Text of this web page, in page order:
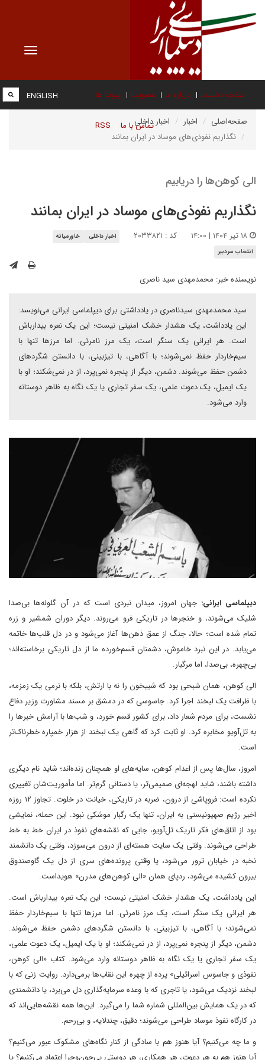
Toggle
صفحه نخست درباره ما عضویت پیوند ها
تماس با ما RSS
ENGLISH
صفحه‌اصلی اخبار
اخبار داخلی
نگذاریم نفوذی‌های موساد در ایران بمانند
الی کوهن‌ها را دریابیم
نگذاریم نفوذی‌های موساد در ایران بمانند
کد : ۲۰۳۳۸۲۱ اخبار داخلی
خاورمیانه
انتخاب سردبیر
نویسنده خبر: محمدمهدی سید ناصری
سید محمدمهدی سیدناصری در یادداشتی برای دیپلماسی ایرانی می‌نویسد:
این یادداشت، یک هشدار خشک امنیتی نیست؛ این یک نعره بیدارباش
است. هر ایرانی یک سنگر است، یک مرز نامرئی. اما مرزها تنها با
سیم‌خاردار حفظ نمی‌شوند؛ با آگاهی، با تیزبینی، با دانستن شگردهای
دشمن حفظ می‌شوند. دشمن، دیگر از پنجره نمی‌پرد، از در نمی‌شکند؛ او با
یک ایمیل، یک دعوت علمی، یک سفر تجاری یا یک نگاه به ظاهر دوستانه
وارد می‌شود.
دیپلماسی ایرانی: جهان امروز، میدان نبردی است که در آن گلوله‌ها بی‌صدا
شلیک می‌شوند، و خنجرها در تاریکی فرو می‌روند. دیگر دوران شمشیر و زره
تمام شده است؛ حالا، جنگ از عمق ذهن‌ها آغاز می‌شود و در دل قلب‌ها خاتمه
می‌یابد. در این نبرد خاموش، دشمنان قسم‌خورده ما از دل تاریکی برخاسته‌اند؛
بی‌چهره، بی‌صدا، اما مرگبار.
الی کوهن، همان شبحی بود که شبیخون را نه با ارتش، بلکه با نرمی یک زمزمه،
با ظرافت یک لبخند اجرا کرد. جاسوسی که در دمشق بر مسند مشاورت وزیر دفاع
نشست، برای مردم شعار داد، برای کشور قسم خورد، و شب‌ها با آرامش خبرها را
به تل‌آویو مخابره کرد. او ثابت کرد که گاهی یک لبخند از هزار خمپاره خطرناک‌تر
است.
امروز، سال‌ها پس از اعدام کوهن، سایه‌های او همچنان زنده‌اند؛ شاید نام دیگری
داشته باشند، شاید لهجه‌ای صمیمی‌تر، یا دستانی گرم‌تر. اما مأموریت‌شان تغییری
نکرده است: فروپاشی از درون، ضربه در تاریکی، خیانت در خلوت. تجاوز ۱۲ روزه
اخیر رژیم صهیونیستی به ایران، تنها یک رگبار موشکی نبود. این حمله، نمایشی
بود از اتاق‌های فکر تاریک تل‌آویو، جایی که نقشه‌های نفوذ در ایران خط به خط
طراحی می‌شوند. وقتی یک سایت هسته‌ای از درون می‌سوزد، وقتی یک دانشمند
نخبه در خیابان ترور می‌شود، یا وقتی پرونده‌های سری از دل یک گاوصندوق
بیرون کشیده می‌شود، ردپای همان «الی کوهن‌های مدرن» هویداست.
این یادداشت، یک هشدار خشک امنیتی نیست؛ این یک نعره بیدارباش است.
هر ایرانی یک سنگر است، یک مرز نامرئی. اما مرزها تنها با سیم‌خاردار حفظ
نمی‌شوند؛ با آگاهی، با تیزبینی، با دانستن شگردهای دشمن حفظ می‌شوند.
دشمن، دیگر از پنجره نمی‌پرد، از در نمی‌شکند؛ او با یک ایمیل، یک دعوت علمی،
یک سفر تجاری یا یک نگاه به ظاهر دوستانه وارد می‌شود. کتاب «الی کوهن،
نفوذی و جاسوس اسرائیلی» پرده از چهره این نقاب‌ها برمی‌دارد. روایت زنی که با
لبخند نزدیک می‌شود، یا تاجری که با وعده سرمایه‌گذاری دل می‌برد، یا دانشمندی
که در یک همایش بین‌المللی شماره شما را می‌گیرد. این‌ها همه نقشه‌هایی‌اند که
در کارگاه نفوذ موساد طراحی می‌شوند؛ دقیق، چندلایه، و بی‌رحم.
و ما چه می‌کنیم؟ آیا هنوز هم با سادگی از کنار نگاه‌های مشکوک عبور می‌کنیم؟
آیا هنوز هم به هر دعوت، هر همکاری، هر دوستی بی‌چون‌وچرا اعتماد می‌کنیم؟ یا